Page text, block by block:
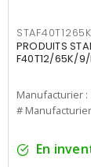
PRODUITS
F40T12/65K/9/
Manufacturier :
#
En